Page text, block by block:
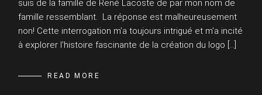
suis de la famille de René Lacoste de par mon nom de
famille ressemblant. La réponse est malheureusement
non! Cette interrogation m’a toujours intrigué et m’a incité
à explorer l’histoire fascinante de la création du logo […]
READ MORE